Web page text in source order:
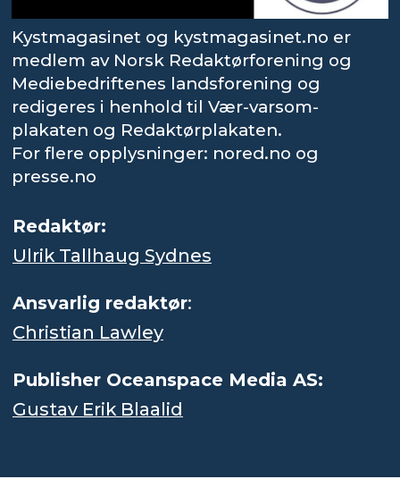
Kystmagasinet og kystmagasinet.no er
medlem av Norsk Redaktørforening og
Mediebedriftenes landsforening og
redigeres i henhold til Vær-varsom-
plakaten og Redaktørplakaten.
For flere opplysninger: nored.no og
presse.no
Redaktør:
Ulrik Tallhaug Sydnes
Ansvarlig redaktør:
Christian Lawley
Publisher Oceanspace Media AS:
Gustav Erik Blaalid